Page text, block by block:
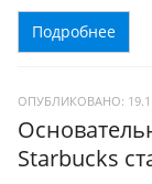
Подробнее
ОПУБЛИКОВАНО:
Starbucks